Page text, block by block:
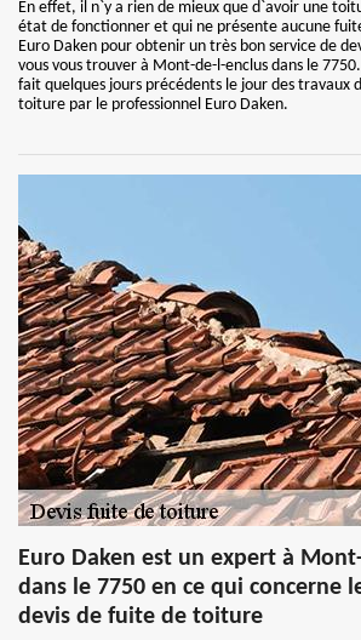
En effet, il n`y a rien de mieux que d`avoir une
état de fonctionner et qui ne présente aucune
Euro Daken pour obtenir un très bon service de
vous vous trouver à Mont-de-l-enclus dans le
fait quelques jours précédents le jour des travaux
toiture par le professionnel Euro Daken.
Euro Daken est un expert à
dans le 7750 en ce qui concerne
devis de fuite de toiture